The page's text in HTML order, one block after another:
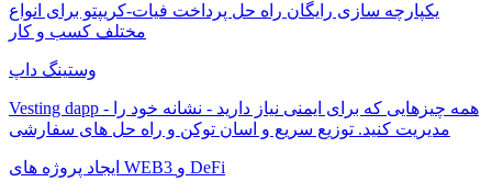
یکپارچه سازی رایگان راه حل پرداخت فیات-کریپتو برای انواع
مختلف کسب و کار
وستینگ داپ
Vesting dapp - همه چیزهایی که برای ایمنی نیاز دارید - نشانه خود را
مدیریت کنید. توزیع سریع و اسان توکن و راه حل های سفارشی
ایجاد پروژه های WEB3 و DeFi